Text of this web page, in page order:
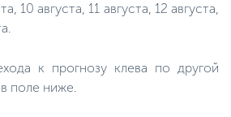
10 августа, 11 августа, 12 августа,
к прогнозу клева по другой
поле ниже.